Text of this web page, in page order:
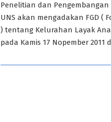
Penelitian dan Pengembangan
UNS akan mengadakan FGD (
) tentang Kelurahan Layak
pada Kamis 17 Nopember 2011